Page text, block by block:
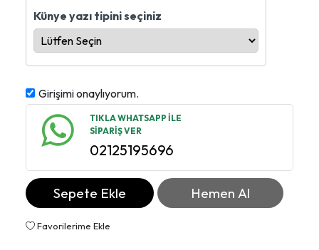
Künye yazı tipini seçiniz
Girişimi onaylıyorum.
TIKLA WHATSAPP İLE
SİPARİŞ VER
02125195696
Sepete Ekle Hemen Al
Favorilerime Ekle